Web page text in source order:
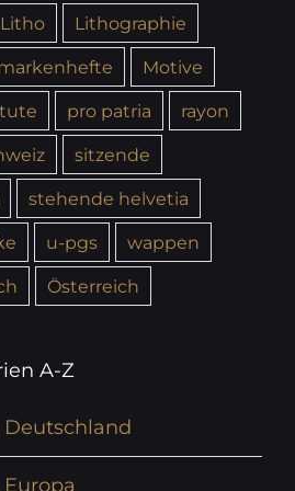
Litho
Lithographie
Motive
pro patria
rayon
sitzende
stehende helvetia
u-pgs
wappen
Österreich
A-Z